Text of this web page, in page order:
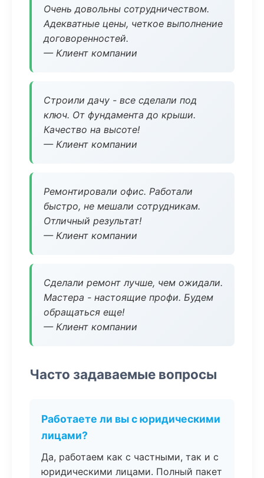
Очень довольны сотрудничеством.
Адекватные цены, четкое выполнение
договоренностей.
— Клиент компании
Строили дачу - все сделали под
ключ. От фундамента до крыши.
Качество на высоте!
— Клиент компании
Ремонтировали офис. Работали
быстро, не мешали сотрудникам.
Отличный результат!
— Клиент компании
Сделали ремонт лучше, чем ожидали.
Мастера - настоящие профи. Будем
обращаться еще!
— Клиент компании
Часто задаваемые вопросы
Работаете ли вы с юридическими
лицами?
Да, работаем как с частными, так и с
юридическими лицами. Полный пакет